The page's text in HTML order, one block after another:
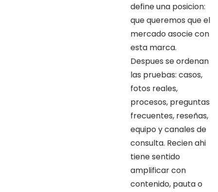
define una posicion:
que queremos que el
mercado asocie con
esta marca.
Despues se ordenan
las pruebas: casos,
fotos reales,
procesos, preguntas
frecuentes, reseñas,
equipo y canales de
consulta. Recien ahi
tiene sentido
amplificar con
contenido, pauta o